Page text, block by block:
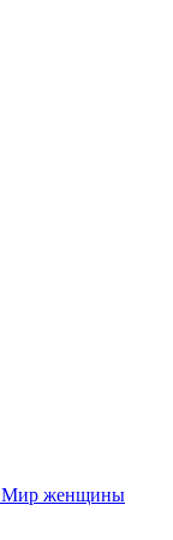
Мир женщины